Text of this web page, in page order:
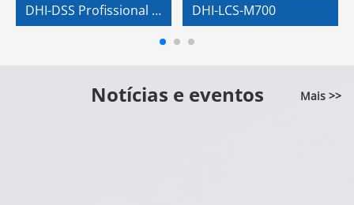
DHI-DSS Profissional V8.7 DHI-LCS-M700
Notícias e eventos Mais >>